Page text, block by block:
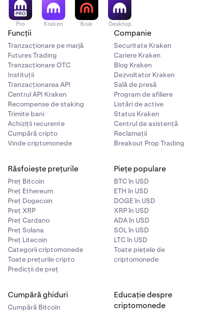
Pro Kraken Krak Desktop
Funcții
Tranzacționare pe marjă
Futures Trading
Tranzacționare OTC
Instituții
Tranzacționarea API
Centrul API Kraken
Recompense de staking
Trimite bani
Achiziții recurente
Cumpără cripto
Vinde criptomonede
Companie
Securitate Kraken
Cariere Kraken
Blog Kraken
Dezvoltator Kraken
Sală de presă
Program de afiliere
Listări de active
Status Kraken
Centrul de asistență
Reclamații
Breakout Prop Trading
Răsfoiește prețurile
Preț Bitcoin
Preț Ethereum
Preț Dogecoin
Preț XRP
Preț Cardano
Preț Solana
Preț Litecoin
Categorii criptomonede
Toate prețurile cripto
Predicții de preț
Piețe populare
BTC în USD
ETH în USD
DOGE în USD
XRP în USD
ADA în USD
SOL în USD
LTC în USD
Toate piețele de
criptomonede
Cumpără ghiduri
Cumpără Bitcoin
Educație despre
criptomonede